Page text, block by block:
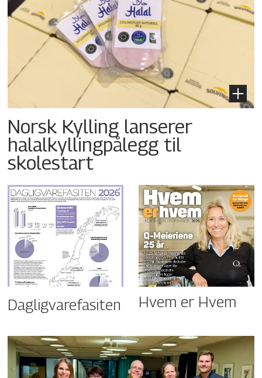
Norsk Kylling lanserer
halalkyllingpålegg til
skolestart
Dagligvarefasiten Hvem er Hvem